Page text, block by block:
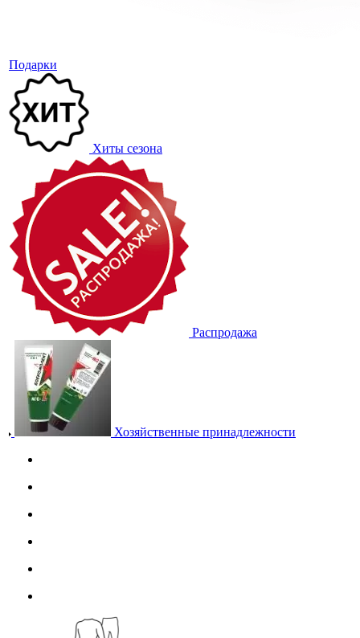
Подарки
Хиты сезона
Распродажа
Хозяйственные принадлежности